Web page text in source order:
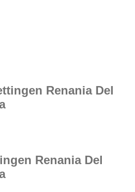
Renania Del
Renania Del